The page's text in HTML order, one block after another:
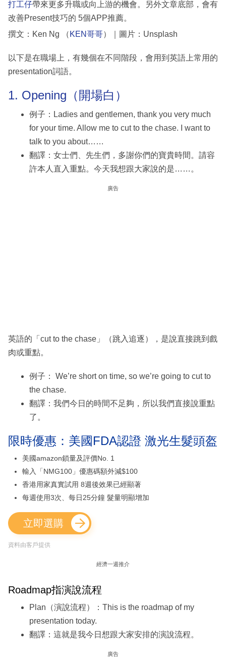
打工仔帶來更多升職或向上游的機會。另外文章底部，會有
改善Present技巧的 5個APP推薦。
撰文：Ken Ng （ KEN哥哥）｜圖片：Unsplash
以下是在職場上，有幾個在不同階段，會用到英語上常用的
presentation詞語。
1. Opening（開場白）
例子：Ladies and gentlemen, thank you very much
for your time. Allow me to cut to the chase. I want to
talk to you about……
翻譯：女士們、先生們，多謝你們的寶貴時間。請容
許本人直入重點。今天我想跟大家說的是……。
廣告
英語的「cut to the chase」（跳入追逐），是說直接跳到戲
肉或重點。
例子： We’re short on time, so we’re going to cut to
the chase.
翻譯：我們今日的時間不足夠，所以我們直接說重點
了。
限時優惠：美國FDA認證 激光生髮頭盔
美國amazon鎖量及評價No. 1
輸入「NMG100」優惠碼額外減$100
香港用家真實試用 8週後效果已經顯著
每週使用3次、每日25分鐘 髮量明顯增加
立即選購
資料由客戶提供
經濟一週推介
Roadmap指演說流程
Plan（演說流程）：This is the roadmap of my
presentation today.
翻譯：這就是我今日想跟大家安排的演說流程。
廣告